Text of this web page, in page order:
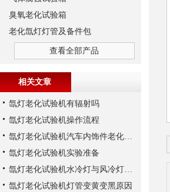
臭氧老化试验箱
老化氙灯灯管及备件包
查看全部产品
相关文章
氙灯老化试验机有辐射吗
氙灯老化试验机操作流程
氙灯老化试验机汽车内饰件老化实验注意事项
氙灯老化试验机实验准备
氙灯老化试验机水冷灯与风冷灯的区别
氙灯老化试验机灯管变黄变黑原因